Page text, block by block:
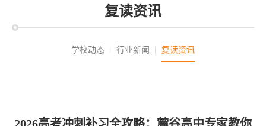
复读资讯
学校动态 行业新闻 复读资讯